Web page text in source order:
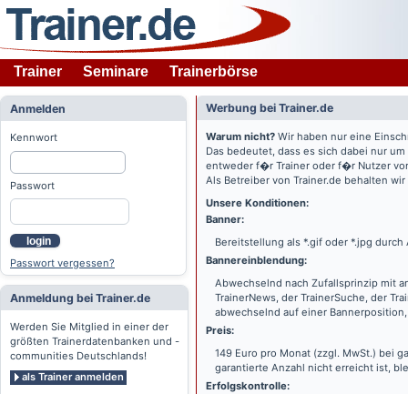
Trainer Seminare Trainerbörse
Anmelden
Kennwort
Passwort
login
Passwort vergessen?
Anmeldung bei Trainer.de
Werden Sie Mitglied in einer der
größten Trainerdatenbanken und -
communities Deutschlands!
als Trainer anmelden
Werbung bei Trainer.de
Warum nicht? Wir haben nur eine
Das bedeutet, dass es sich dabei nur
entweder f�r Trainer oder f�r Nutzer
Als Betreiber von Trainer.de behalten
Unsere Konditionen:
Banner:
Bereitstellung als *.gif oder *.jpg durch
Bannereinblendung:
Abwechselnd nach Zufallsprinzip mit
TrainerNews, der TrainerSuche, der
abwechselnd auf einer
Preis:
149 Euro pro Monat (zzgl. MwSt.) bei
garantierte Anzahl nicht erreicht ist,
Erfolgskontrolle: